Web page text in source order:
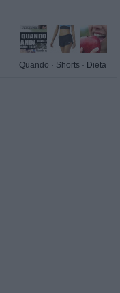
Quando · Shorts · Dieta